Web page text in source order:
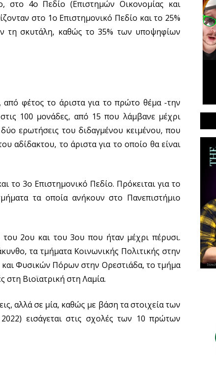
στο 4ο Πεδίο (Επιστημών Οικονομίας και
στο 1ο Επιστημονικό Πεδίο και το 25%
τη σκυτάλη, καθώς το 35% των υποψηφίων
από φέτος το άριστα για το πρώτο θέμα -την
100 μονάδες, από 15 που λάμβανε μέχρι
ερωτήσεις του διδαγμένου κειμένου, που
αδίδακτου, το άριστα για το οποίο θα είναι
το 3ο Επιστημονικό Πεδίο. Πρόκειται για το
τα οποία ανήκουν στο Πανεπιστήμιο
2ου και του 3ου που ήταν μέχρι πέρυσι.
τα τμήματα Κοινωνικής Πολιτικής στην
και Φυσικών Πόρων στην Ορεστιάδα, το τμήμα
Βιοϊατρική στη Λαμία.
αλλά σε μία, καθώς με βάση τα στοιχεία των
εισάγεται στις σχολές των 10 πρώτων